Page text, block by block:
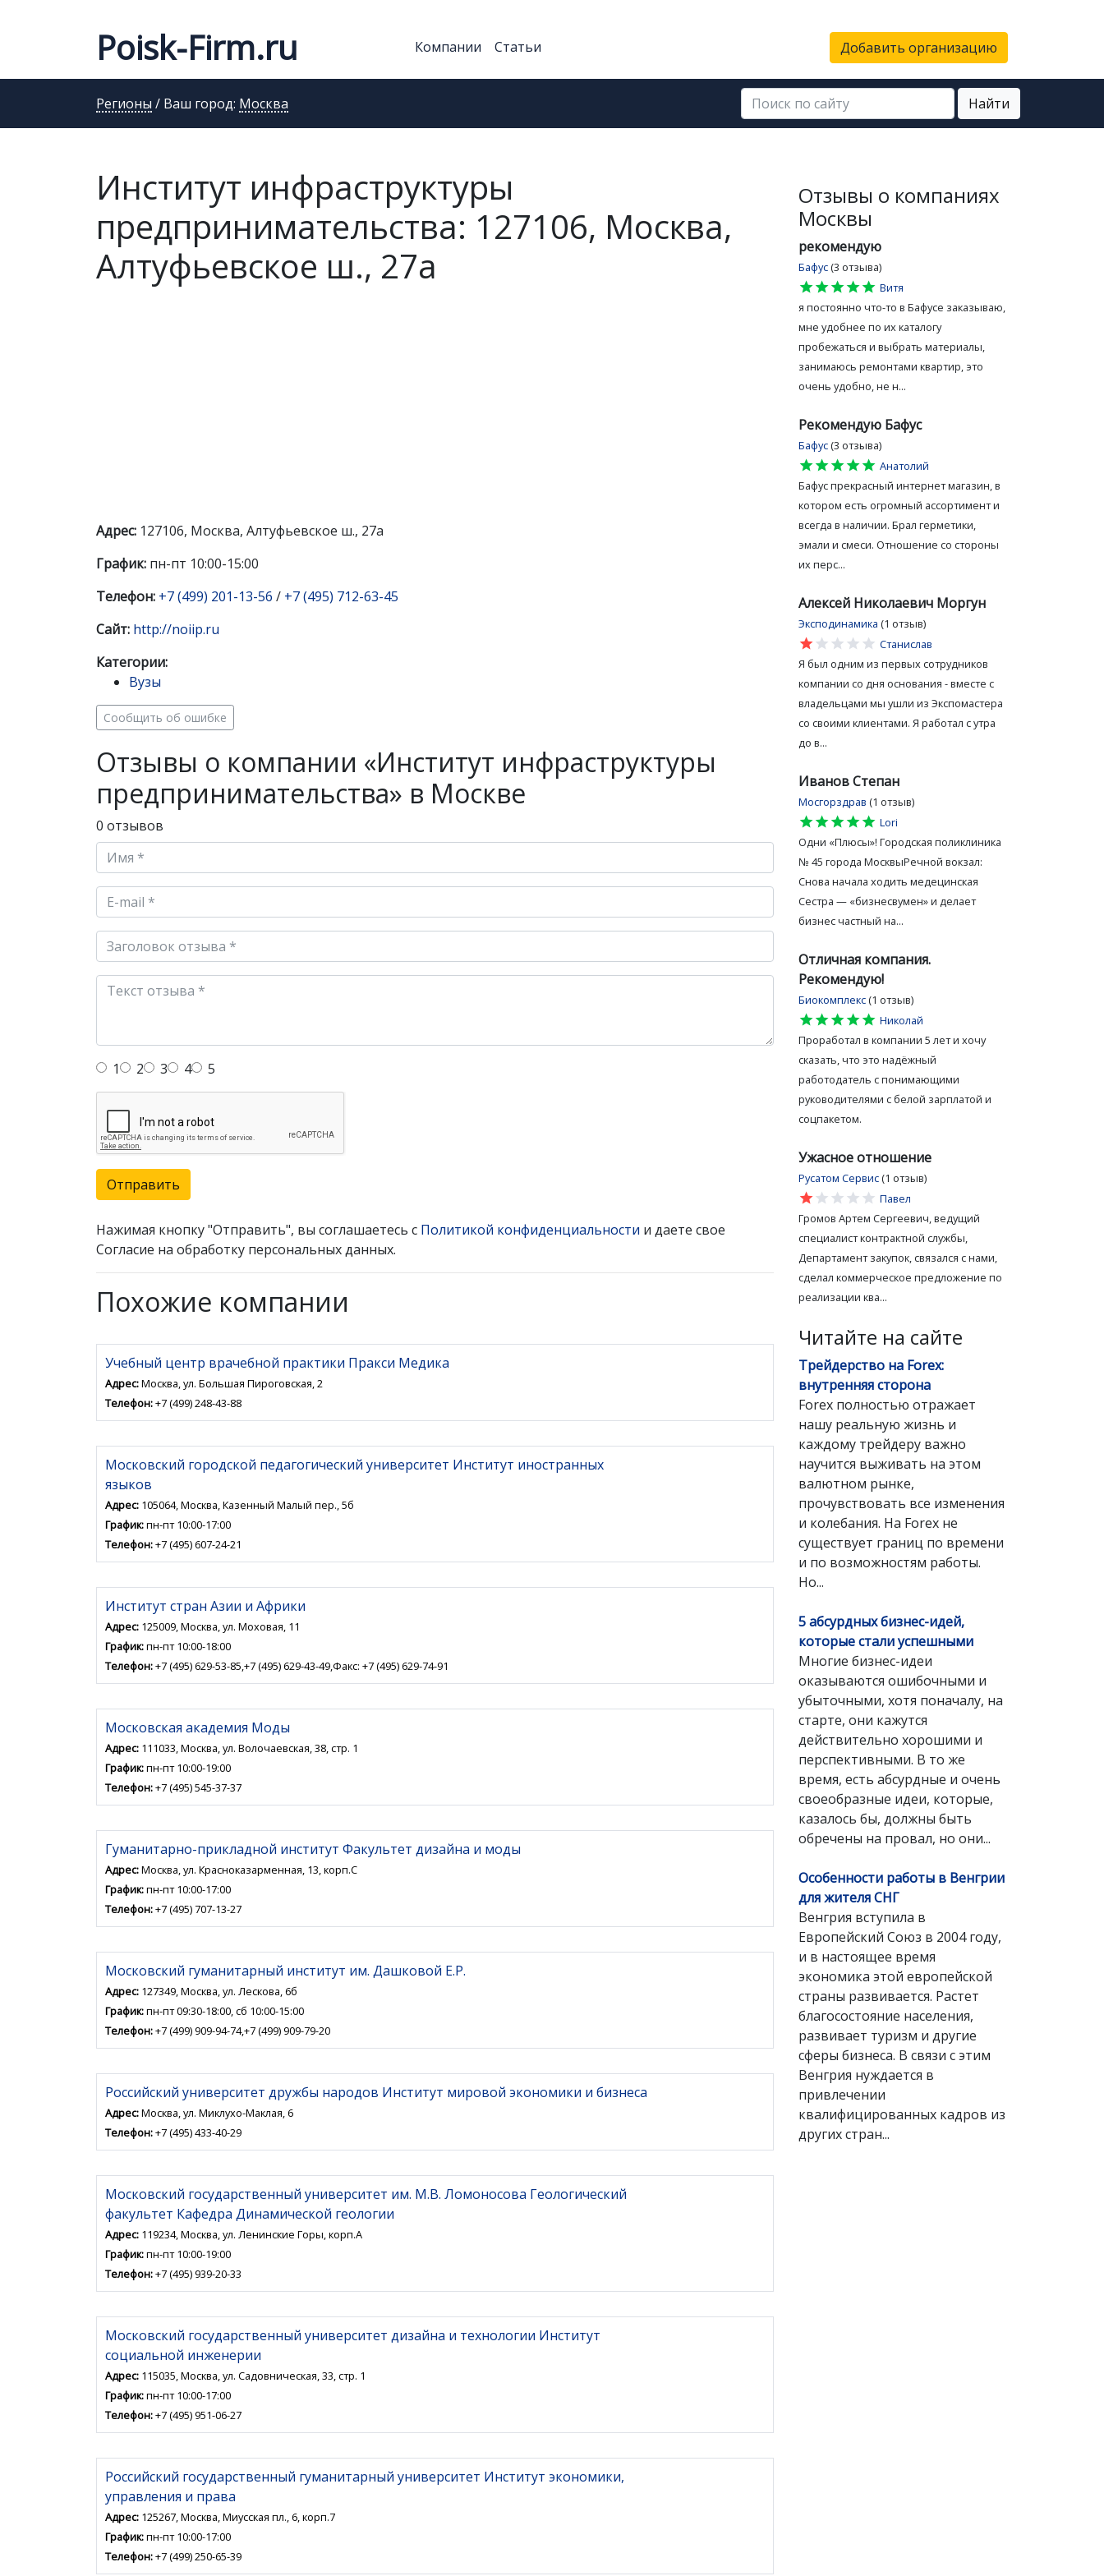
Poisk-Firm.ru Компании Статьи Добавить организацию
Регионы / Ваш город: Москва Найти
Институт инфраструктуры
предпринимательства: 127106, Москва,
Алтуфьевское ш., 27а
Адрес: 127106, Москва, Алтуфьевское ш., 27а
График: пн-пт 10:00-15:00
Телефон: +7 (499) 201-13-56 / +7 (495) 712-63-45
Сайт: http://noiip.ru
Категории:
Вузы
Сообщить об ошибке
Отзывы о компании «Институт инфраструктуры
предпринимательства» в Москве
0 отзывов
1 2 3 4 5
Отправить
Нажимая кнопку "Отправить", вы соглашаетесь с Политикой конфиденциальности и даете свое
Согласие на обработку персональных данных.
Похожие компании
Учебный центр врачебной практики Пракси Медика
Адрес:Москва, ул. Большая Пироговская, 2
Телефон:+7 (499) 248-43-88
Московский городской педагогический университет Институт иностранных
языков
Адрес: 105064, Москва, Казенный Малый пер., 5б
График:пн-пт 10:00-17:00
Телефон:+7 (495) 607-24-21
Институт стран Азии и Африки
Адрес: 125009, Москва, ул. Моховая, 11
График:пн-пт 10:00-18:00
Телефон:+7 (495) 629-53-85,+7 (495) 629-43-49,Факс: +7 (495) 629-74-91
Московская академия Моды
Адрес: 111033, Москва, ул. Волочаевская, 38, стр. 1
График:пн-пт 10:00-19:00
Телефон:+7 (495) 545-37-37
Гуманитарно-прикладной институт Факультет дизайна и моды
Адрес:Москва, ул. Красноказарменная, 13, корп.С
График:пн-пт 10:00-17:00
Телефон:+7 (495) 707-13-27
Московский гуманитарный институт им. Дашковой Е.Р.
Адрес: 127349, Москва, ул. Лескова, 6б
График:пн-пт 09:30-18:00, сб 10:00-15:00
Телефон:+7 (499) 909-94-74,+7 (499) 909-79-20
Российский университет дружбы народов Институт мировой экономики и бизнеса
Адрес:Москва, ул. Миклухо-Маклая, 6
Телефон:+7 (495) 433-40-29
Московский государственный университет им. М.В. Ломоносова Геологический
факультет Кафедра Динамической геологии
Адрес: 119234, Москва, ул. Ленинские Горы, корп.А
График:пн-пт 10:00-19:00
Телефон:+7 (495) 939-20-33
Московский государственный университет дизайна и технологии Институт
социальной инженерии
Адрес: 115035, Москва, ул. Садовническая, 33, стр. 1
График:пн-пт 10:00-17:00
Телефон:+7 (495) 951-06-27
Российский государственный гуманитарный университет Институт экономики,
управления и права
Адрес: 125267, Москва, Миусская пл., 6, корп.7
График:пн-пт 10:00-17:00
Телефон:+7 (499) 250-65-39
Отзывы о компаниях
Москвы
рекомендую
Бафус (3 отзыва)
star
star
star
star
star
Витя
я постоянно что-то в Бафусе заказываю,
мне удобнее по их каталогу
пробежаться и выбрать материалы,
занимаюсь ремонтами квартир, это
очень удобно, не н...
Рекомендую Бафус
Бафус (3 отзыва)
star
star
star
star
star
Анатолий
Бафус прекрасный интернет магазин, в
котором есть огромный ассортимент и
всегда в наличии. Брал герметики,
эмали и смеси. Отношение со стороны
их перс...
Алексей Николаевич Моргун
Эксподинамика (1 отзыв)
star
star
star
star
star
Станислав
Я был одним из первых сотрудников
компании со дня основания - вместе с
владельцами мы ушли из Экспомастера
со своими клиентами. Я работал с утра
до в...
Иванов Степан
Мосгорздрав (1 отзыв)
star
star
star
star
star
Lori
Одни «Плюсы»! Городская поликлиника
№ 45 города МосквыРечной вокзал:
Снова начала ходить медецинская
Сестра — «бизнесвумен» и делает
бизнес частный на...
Отличная компания.
Рекомендую!
Биокомплекс (1 отзыв)
star
star
star
star
star
Николай
Проработал в компании 5 лет и хочу
сказать, что это надёжный
работодатель с понимающими
руководителями с белой зарплатой и
соцпакетом.
Ужасное отношение
Русатом Сервис (1 отзыв)
star
star
star
star
star
Павел
Громов Артем Сергеевич, ведущий
специалист контрактной службы,
Департамент закупок, связался с нами,
сделал коммерческое предложение по
реализации ква...
Читайте на сайте
Трейдерство на Forex:
внутренняя сторона
Forex полностью отражает
нашу реальную жизнь и
каждому трейдеру важно
научится выживать на этом
валютном рынке,
прочувствовать все изменения
и колебания. На Forex не
существует границ по времени
и по возможностям работы.
Но...
5 абсурдных бизнес-идей,
которые стали успешными
Многие бизнес-идеи
оказываются ошибочными и
убыточными, хотя поначалу, на
старте, они кажутся
действительно хорошими и
перспективными. В то же
время, есть абсурдные и очень
своеобразные идеи, которые,
казалось бы, должны быть
обречены на провал, но они...
Особенности работы в Венгрии
для жителя СНГ
Венгрия вступила в
Европейский Союз в 2004 году,
и в настоящее время
экономика этой европейской
страны развивается. Растет
благосостояние населения,
развивает туризм и другие
сферы бизнеса. В связи с этим
Венгрия нуждается в
привлечении
квалифицированных кадров из
других стран...